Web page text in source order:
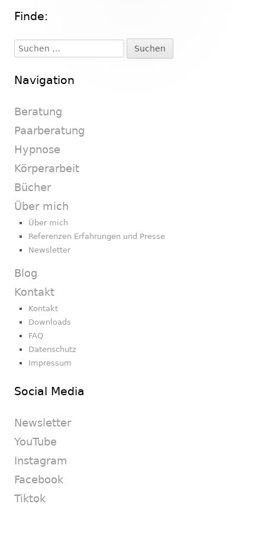
Haupt-
Seitenleiste
Finde:
Suchen
nach:
Navigation
Beratung
Paarberatung
Hypnose
Körperarbeit
Bücher
Über mich
Über mich
Referenzen Erfahrungen und Presse
Newsletter
Blog
Kontakt
Kontakt
Downloads
FAQ
Datenschutz
Impressum
Social Media
Newsletter
YouTube
Instagram
Facebook
Tiktok